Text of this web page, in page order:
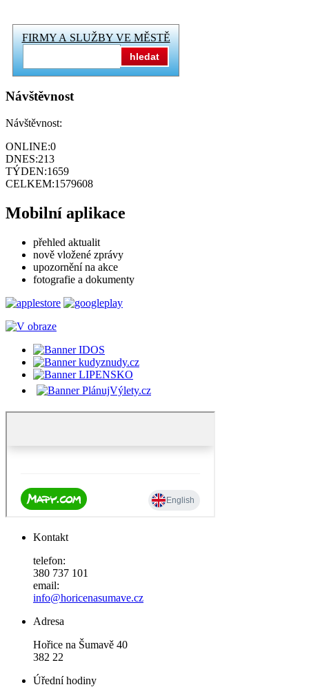
FIRMY A SLUŽBY VE MĚSTĚ
hledat
Návštěvnost
Návštěvnost:
ONLINE:0
DNES:213
TÝDEN:1659
CELKEM:1579608
Mobilní aplikace
přehled aktualit
nově vložené zprávy
upozornění na akce
fotografie a dokumenty
Kontakt
telefon:
380 737 101
email:
info@horicenasumave.cz
Adresa
Hořice na Šumavě 40
382 22
Úřední hodiny